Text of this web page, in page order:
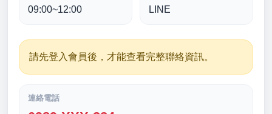
09:00~12:00 LINE
請先登入會員後，才能查看完整聯絡資訊。
連絡電話